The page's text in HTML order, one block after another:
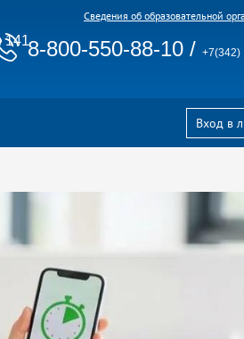
Сведения об образовательной
1418-800-550-88-10 / +7(342)
Вход в